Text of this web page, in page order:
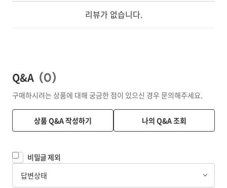
리뷰가 없습니다.
Q&A (0)
구매하시려는 상품에 대해 궁금한 점이 있으신 경우 문의해주세요.
상품 Q&A 작성하기 나의 Q&A 조회
비밀글 제외
답변상태